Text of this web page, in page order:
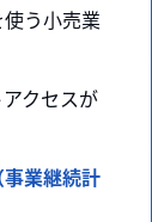
う小売業
クセスが
業継続計